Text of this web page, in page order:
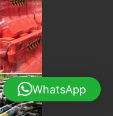
WhatsApp